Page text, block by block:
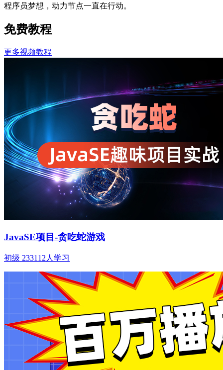
程序员梦想，动力节点一直在行动。
免费教程
更多视频教程
JavaSE项目-贪吃蛇游戏
初级 233112人学习